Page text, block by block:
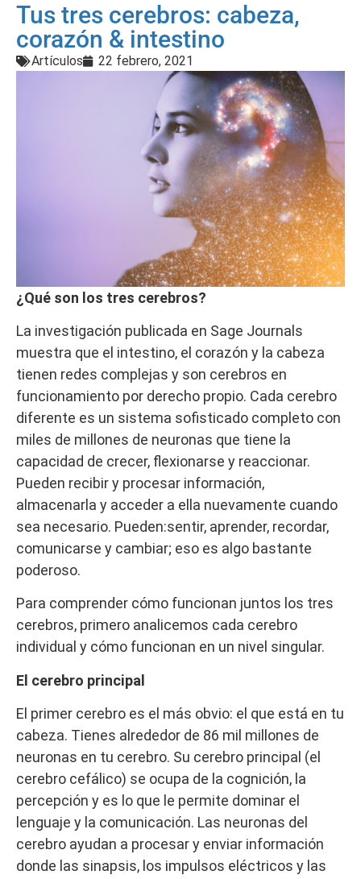
Tus tres cerebros: cabeza,
corazón & intestino
Artículos 22 febrero, 2021
¿Qué son los tres cerebros?
La investigación publicada en Sage Journals
muestra que el intestino, el corazón y la cabeza
tienen redes complejas y son cerebros en
funcionamiento por derecho propio. Cada cerebro
diferente es un sistema sofisticado completo con
miles de millones de neuronas que tiene la
capacidad de crecer, flexionarse y reaccionar.
Pueden recibir y procesar información,
almacenarla y acceder a ella nuevamente cuando
sea necesario. Pueden:sentir, aprender, recordar,
comunicarse y cambiar; eso es algo bastante
poderoso.
Para comprender cómo funcionan juntos los tres
cerebros, primero analicemos cada cerebro
individual y cómo funcionan en un nivel singular.
El cerebro principal
El primer cerebro es el más obvio: el que está en tu
cabeza. Tienes alrededor de 86 mil millones de
neuronas en tu cerebro. Su cerebro principal (el
cerebro cefálico) se ocupa de la cognición, la
percepción y es lo que le permite dominar el
lenguaje y la comunicación. Las neuronas del
cerebro ayudan a procesar y enviar información
donde las sinapsis, los impulsos eléctricos y las